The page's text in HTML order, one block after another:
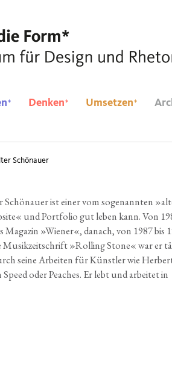
* Denken* Umsetzen*
Schönauer
ist einer vom soge­nann­ten
und Port­fo­lio gut leben kann. Von
Maga­zin »Wie­ner«, danach, von 1987 bis
»Rol­ling Stone« war er
sei­ne Arbei­ten für Künst­ler wie
oder Pea­ches. Er lebt und arbei­tet in